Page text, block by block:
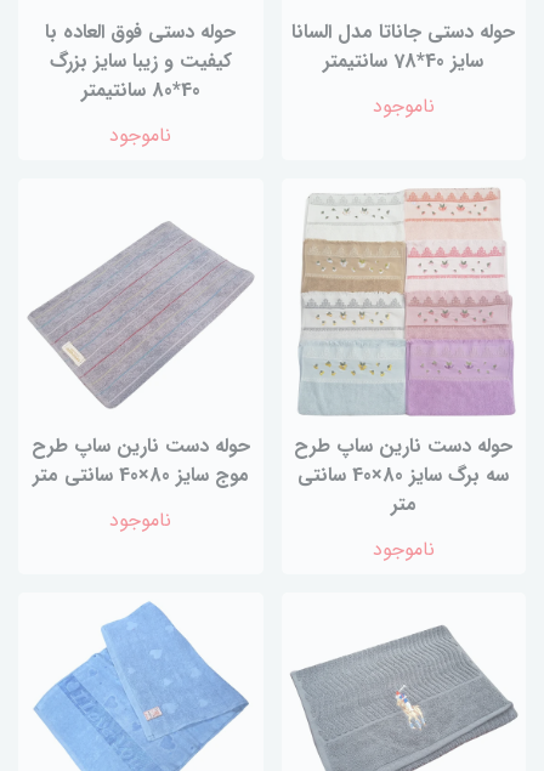
حوله دستی جاناتا مدل السانا
سایز 40*78 سانتیمتر
ناموجود
حوله دستی فوق العاده با
کیفیت و زیبا سایز بزرگ
40*80 سانتیمتر
ناموجود
حوله دست نارین ساپ طرح
سه برگ سایز 80×40 سانتی
متر
ناموجود
حوله دست نارین ساپ طرح
موج سایز 80×40 سانتی متر
ناموجود